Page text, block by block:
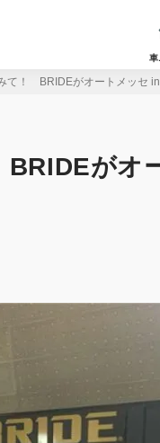
車
て！ BRIDEがオートメッセ
がオ